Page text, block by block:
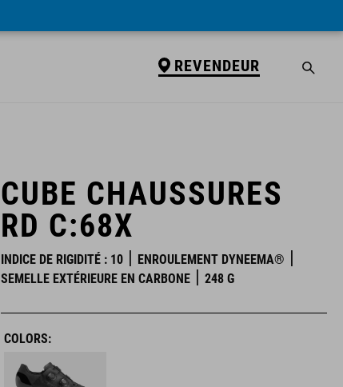
REVENDEUR
CUBE CHAUSSURES
RD C:68X
INDICE DE RIGIDITÉ : 10
ENROULEMENT DYNEEMA®
SEMELLE EXTÉRIEURE EN CARBONE
248 G
COLORS: